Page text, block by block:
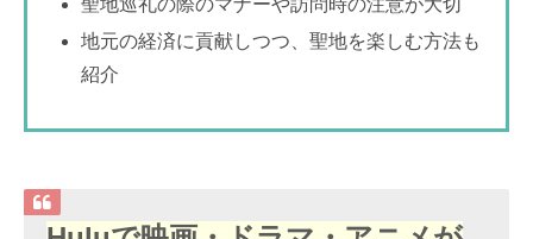
聖地巡礼の際のマナーや訪問時の注意が大切
地元の経済に貢献しつつ、聖地を楽しむ方法も
紹介